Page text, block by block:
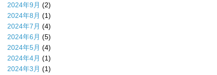
2024年9月 (2)
2024年8月 (1)
2024年7月 (4)
2024年6月 (5)
2024年5月 (4)
2024年4月 (1)
2024年3月 (1)